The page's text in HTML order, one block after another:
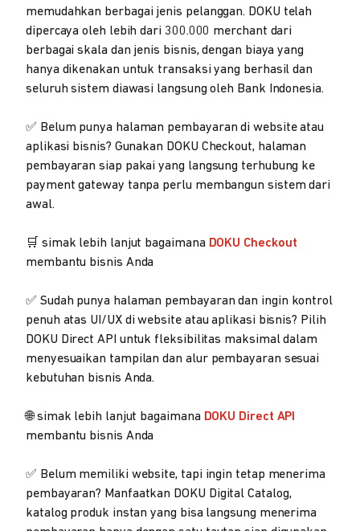
memudahkan berbagai jenis pelanggan. DOKU telah
dipercaya oleh lebih dari 300.000 merchant dari
berbagai skala dan jenis bisnis, dengan biaya yang
hanya dikenakan untuk transaksi yang berhasil dan
seluruh sistem diawasi langsung oleh Bank Indonesia.
✅ Belum punya halaman pembayaran di website atau
aplikasi bisnis? Gunakan DOKU Checkout, halaman
pembayaran siap pakai yang langsung terhubung ke
payment gateway tanpa perlu membangun sistem dari
awal.
🛒 simak lebih lanjut bagaimana DOKU Checkout
membantu bisnis Anda
✅ Sudah punya halaman pembayaran dan ingin kontrol
penuh atas UI/UX di website atau aplikasi bisnis? Pilih
DOKU Direct API untuk fleksibilitas maksimal dalam
menyesuaikan tampilan dan alur pembayaran sesuai
kebutuhan bisnis Anda.
🌐 simak lebih lanjut bagaimana DOKU Direct API
membantu bisnis Anda
✅ Belum memiliki website, tapi ingin tetap menerima
pembayaran? Manfaatkan DOKU Digital Catalog,
katalog produk instan yang bisa langsung menerima